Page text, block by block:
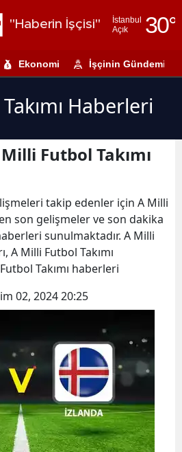
"Haberin İşçisi"
İstanbul
Açık
30°
Adıyaman
Amasya
Antalya
Artvin
Bingöl
Bitlis
Bolu
Burdur
Ekonomi İşçinin Gündemi
Haberleri
Futbol Takımı
takip edenler için A Milli
son gelişmeler ve son dakika
sunulmaktadır. A Milli
A Milli Futbol Takımı
Takımı haberleri
02, 2024 20:25